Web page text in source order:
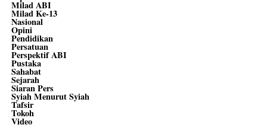
Milad ABI
Milad Ke-13
Nasional
Opini
Pendidikan
Persatuan
Perspektif ABI
Pustaka
Sahabat
Sejarah
Siaran Pers
Syiah Menurut Syiah
Tafsir
Tokoh
Video